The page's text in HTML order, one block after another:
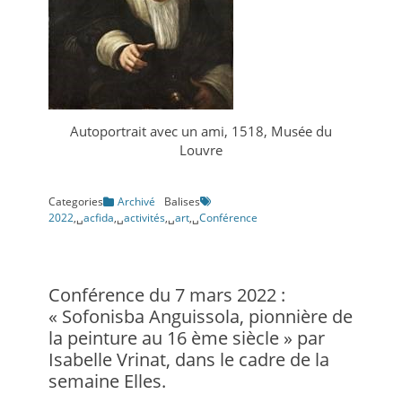
Autoportrait avec un ami, 1518, Musée du
Louvre
Categories Archivé
Balises
2022,␣acfida,␣activités,␣art,␣Conférence
Conférence du 7 mars 2022 :
« Sofonisba Anguissola, pionnière de
la peinture au 16 ème siècle » par
Isabelle Vrinat, dans le cadre de la
semaine Elles.